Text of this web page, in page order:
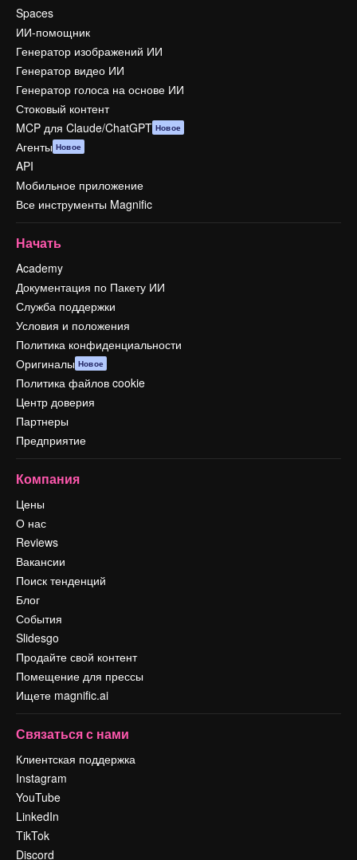
Spaces
ИИ-помощник
Генератор изображений ИИ
Генератор видео ИИ
Генератор голоса на основе ИИ
Стоковый контент
MCP для Claude/ChatGPT Новое
Агенты Новое
API
Мобильное приложение
Все инструменты Magnific
Начать
Academy
Документация по Пакету ИИ
Служба поддержки
Условия и положения
Политика конфиденциальности
Оригиналы Новое
Политика файлов cookie
Центр доверия
Партнеры
Предприятие
Компания
Цены
О нас
Reviews
Вакансии
Поиск тенденций
Блог
События
Slidesgo
Продайте свой контент
Помещение для прессы
Ищете magnific.ai
Связаться с нами
Клиентская поддержка
Instagram
YouTube
LinkedIn
TikTok
Discord